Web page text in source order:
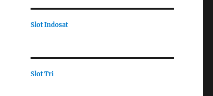
Slot Indosat
Slot Tri